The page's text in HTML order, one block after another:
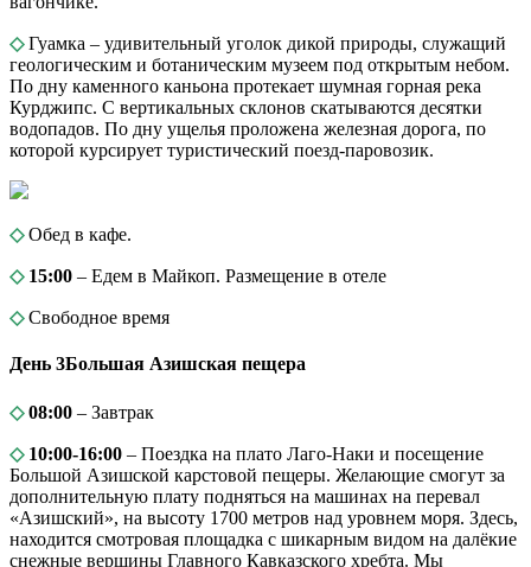
◇Гуамка – удивительный уголок дикой природы, служащий
геологическим и ботаническим музеем под открытым небом.
По дну каменного каньона протекает шумная горная река
Курджипс. С вертикальных склонов скатываются десятки
водопадов. По дну ущелья проложена железная дорога, по
которой курсирует туристический поезд-паровозик.
◇Обед в кафе.
◇ 15:00 – Едем в Майкоп. Размещение в отеле
◇Свободное время
День 3Большая Азишская пещера
◇ 08:00 – Завтрак
◇ 10:00-16:00 – Поездка на плато Лаго-Наки и посещение
Большой Азишской карстовой пещеры. Желающие смогут за
дополнительную плату подняться на машинах на перевал
«Азишский», на высоту 1700 метров над уровнем моря. Здесь,
находится смотровая площадка с шикарным видом на далёкие
снежные вершины Главного Кавказского хребта. Мы